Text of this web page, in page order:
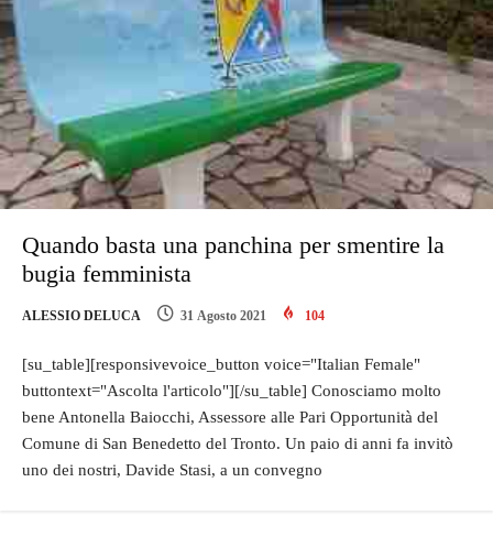
Quando basta una panchina per smentire la
bugia femminista
ALESSIO DELUCA 31 Agosto 2021 104
[su_table][responsivevoice_button voice="Italian Female"
buttontext="Ascolta l'articolo"][/su_table] Conosciamo molto
bene Antonella Baiocchi, Assessore alle Pari Opportunità del
Comune di San Benedetto del Tronto. Un paio di anni fa invitò
uno dei nostri, Davide Stasi, a un convegno